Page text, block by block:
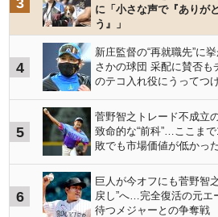
3
に「小さな声で『ありがと
う』」
4
新庄監督の“再就職先”に挙
さかの球団 采配に賛否も
のテコ入れ役にうってつ
5
菅野智之トレード不成立
致命的な“前科”…ここま
敗でも市場価値が低かっ
6
巨人が今オフにも菅野智
戻し”へ…完全復活の元エ
待つメジャーとの争奪戦